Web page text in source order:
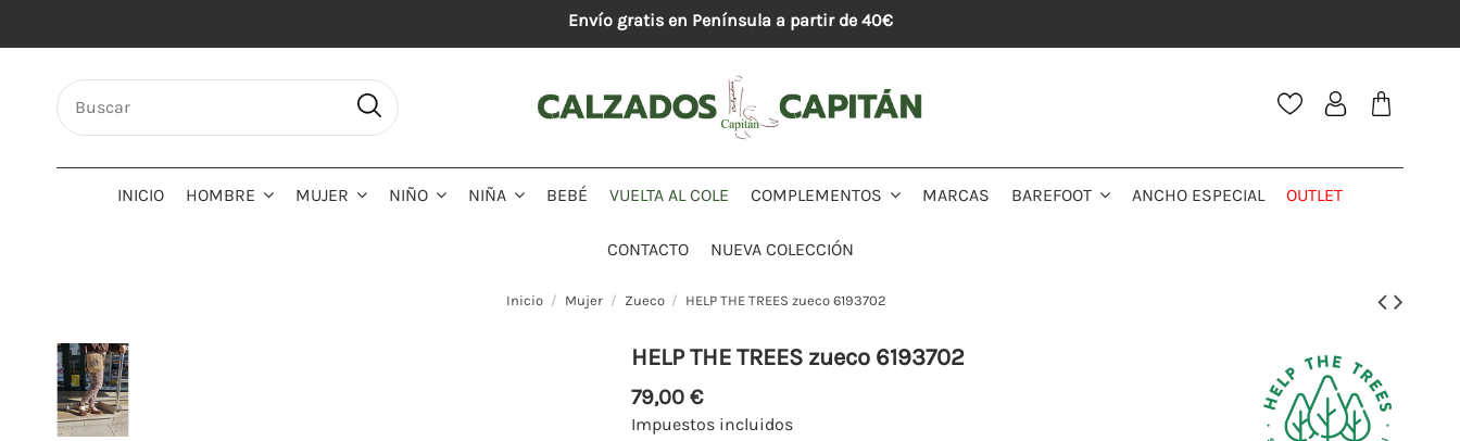
Envío gratis en Península a partir de 40€
INICIO HOMBRE MUJER NIÑO NIÑA BEBÉ VUELTA AL COLE COMPLEMENTOS MARCAS BAREFOOT ANCHO ESPECIAL OUTLET
CONTACTO NUEVA COLECCIÓN
Inicio Mujer Zueco HELP THE TREES zueco 6193702
HELP THE TREES zueco 6193702
79,00 €
Impuestos incluidos